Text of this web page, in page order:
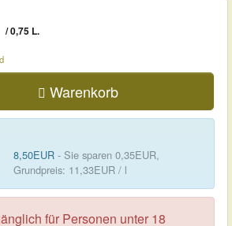
/ 0,75 L.
Warenkorb
8,50EUR - Sie sparen 0,35EUR,
Grundpreis: 11,33EUR / l
für Personen unter 18